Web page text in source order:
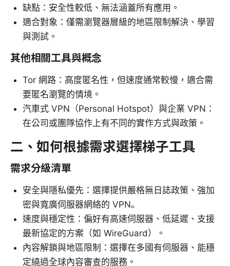
缺點：安全性較低、無法涵蓋所有應用。
適合對象：僅需瀏覽器層級的地區限制解決、學習
與測試。
其他相關工具與概念
Tor 網路：高度匿名性，但速度通常較慢，適合需
要匿名瀏覽的情境。
汽車式 VPN（Personal Hotspot）與企業 VPN：
在公司或團隊協作上有不同的實作方式與政策。
二、如何根據需求選擇梯子工具
需求分級清單
安全與隱私優先：選擇提供嚴格無日誌政策、強加
密與寬廣伺服器網絡的 VPN。
速度與穩定性：偏好有高速伺服器、低延遲、支援
最新協定的方案（如 WireGuard）。
內容解鎖與地區限制：選擇在多國有伺服器、能穩
定繞過全球內容審查的服務。